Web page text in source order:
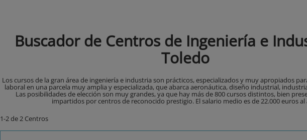
Buscador de Centros de Ingeniería e
Toledo
Los cursos de la gran área de ingeniería e industria son prácticos, especializados y muy apropiados
laboral en una parcela muy amplia y especializada, que abarca aeronáutica, diseño industrial,
Las posibilidades de elección son muy grandes, ya que hay más de 800 cursos distintos, bien
impartidos por centros de reconocido prestigio. El salario medio es de 22.000 euros al
1-2 de 2 Centros